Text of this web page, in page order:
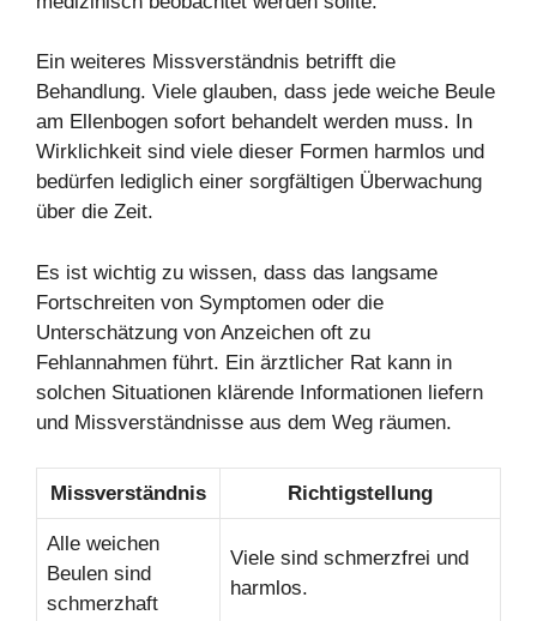
Ein weiteres Missverständnis betrifft die
Behandlung. Viele glauben, dass jede weiche Beule
am Ellenbogen sofort behandelt werden muss. In
Wirklichkeit sind viele dieser Formen harmlos und
bedürfen lediglich einer sorgfältigen Überwachung
über die Zeit.
Es ist wichtig zu wissen, dass das langsame
Fortschreiten von Symptomen oder die
Unterschätzung von Anzeichen oft zu
Fehlannahmen führt. Ein ärztlicher Rat kann in
solchen Situationen klärende Informationen liefern
und Missverständnisse aus dem Weg räumen.
Missverständnis Richtigstellung
Alle weichen
Beulen sind
schmerzhaft
Viele sind schmerzfrei und
harmlos.